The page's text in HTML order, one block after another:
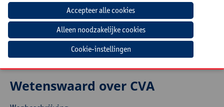
Contacteer CVA
Nuttige info
Wetenswaard over CVA
Cookie-instellingen